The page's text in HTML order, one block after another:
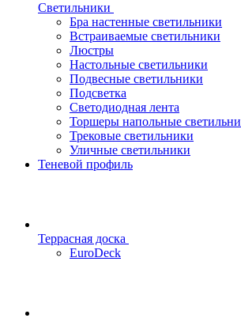
Светильники
Бра настенные светильники
Встраиваемые светильники
Люстры
Настольные светильники
Подвесные светильники
Подсветка
Светодиодная лента
Торшеры напольные
Трековые светильники
Уличные светильники
Теневой профиль
Террасная доска
EuroDeck